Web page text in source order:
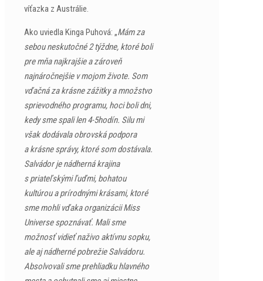
víťazka z Austrálie.
Ako uviedla Kinga Puhová: „Mám za
sebou neskutočné 2 týždne, ktoré boli
pre mňa najkrajšie a zároveň
najnáročnejšie v mojom živote. Som
vďačná za krásne zážitky a množstvo
sprievodného programu, hoci boli dni,
kedy sme spali len 4-5hodín. Silu mi
však dodávala obrovská podpora
a krásne správy, ktoré som dostávala.
Salvádor je nádherná krajina
s priateľskými ľuďmi, bohatou
kultúrou a prírodnými krásami, ktoré
sme mohli vďaka organizácii Miss
Universe spoznávať. Mali sme
možnosť vidieť naživo aktívnu sopku,
ale aj nádherné pobrežie Salvádoru.
Absolvovali sme prehliadku hlavného